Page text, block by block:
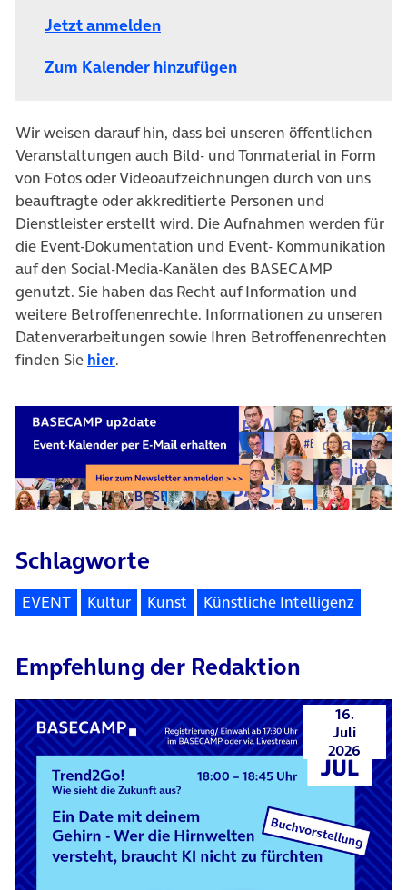
Jetzt anmelden
Zum Kalender hinzufügen
Wir weisen darauf hin, dass bei unseren öffentlichen
Veranstaltungen auch Bild- und Tonmaterial in Form
von Fotos oder Videoaufzeichnungen durch von uns
beauftragte oder akkreditierte Personen und
Dienstleister erstellt wird. Die Aufnahmen werden für
die Event-Dokumentation und Event- Kommunikation
auf den Social-Media-Kanälen des BASECAMP
genutzt. Sie haben das Recht auf Information und
weitere Betroffenenrechte. Informationen zu unseren
Datenverarbeitungen sowie Ihren Betroffenenrechten
finden Sie hier.
Schlagworte
EVENT Kultur Kunst Künstliche Intelligenz
Empfehlung der Redaktion
16.
Juli
2026